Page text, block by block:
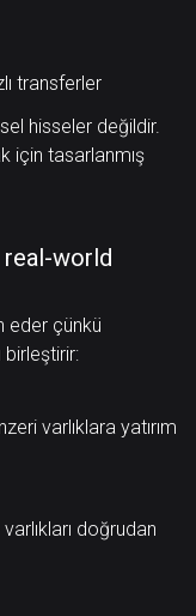
transferler
hisseler değildir.
için tasarlanmış
world
eder çünkü
birleştirir:
varlıklara yatırım
doğrudan